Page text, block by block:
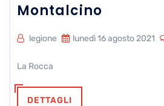
Montalcino
legione lunedì 16 agosto 2021
La Rocca
DETTAGLI